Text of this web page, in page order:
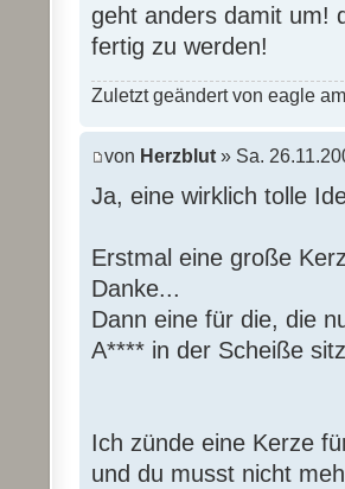
geht anders damit um!
fertig zu werden!
Zuletzt geändert von eagle
von Herzblut » Sa.
Ja, eine wirklich tolle
Erstmal eine große
Danke...
Dann eine für die, die
A**** in der Scheiße
Ich zünde eine Kerze
und du musst nicht